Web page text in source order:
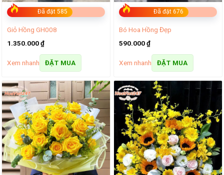
Đã đặt 585
Giỏ Hồng GH008
1.350.000₫
Xem nhanh ĐẶT MUA
Đã đặt 676
Bó Hoa Hồng Đẹp
590.000₫
Xem nhanh ĐẶT MUA